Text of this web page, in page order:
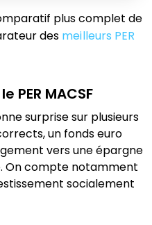
plus complet de
des meilleurs PER
PER MACSF
surprise sur plusieurs
un fonds euro
vers une épargne
On compte notamment
socialement